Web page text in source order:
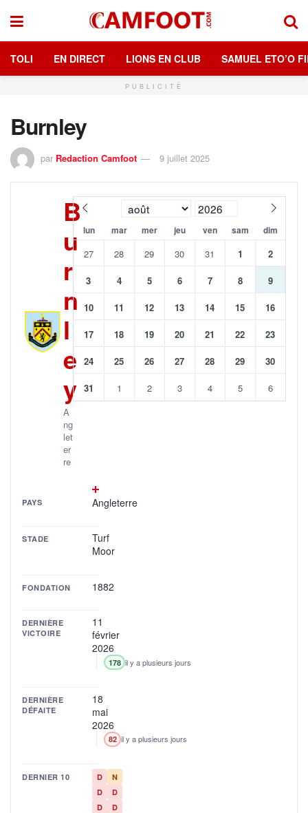
TOLI EN DIRECT LIONS EN CLUB SAMUEL ETO’O
PUBLICITÉ
Burnley
par Redaction Camfoot 9 juillet 2025
B
u
r
n
l
e
y
A
ng
let
er
re
PAYS Angleterre
STADE
Turf
Moor
FONDATION 1882
DERNIÈRE
VICTOIRE
11
février
2026
178 il y a plusieurs jours
DERNIÈRE
DÉFAITE
18
mai
2026
82 il y a plusieurs jours
DERNIER 10 D
N
D
D
D
D
lun mar mer jeu ven sam dim
27 28 29 30 31 1 2
3 4 5 6 7 8 9
10 11 12 13 14 15 16
17 18 19 20 21 22 23
24 25 26 27 28 29 30
31 1 2 3 4 5 6